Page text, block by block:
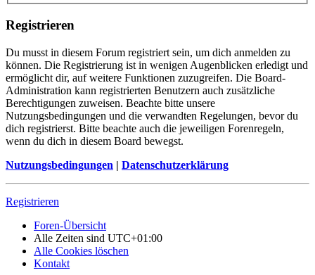
Registrieren
Du musst in diesem Forum registriert sein, um dich anmelden zu
können. Die Registrierung ist in wenigen Augenblicken erledigt und
ermöglicht dir, auf weitere Funktionen zuzugreifen. Die Board-
Administration kann registrierten Benutzern auch zusätzliche
Berechtigungen zuweisen. Beachte bitte unsere
Nutzungsbedingungen und die verwandten Regelungen, bevor du
dich registrierst. Bitte beachte auch die jeweiligen Forenregeln,
wenn du dich in diesem Board bewegst.
Nutzungsbedingungen | Datenschutzerklärung
Registrieren
Foren-Übersicht
Alle Zeiten sind UTC+01:00
Alle Cookies löschen
Kontakt